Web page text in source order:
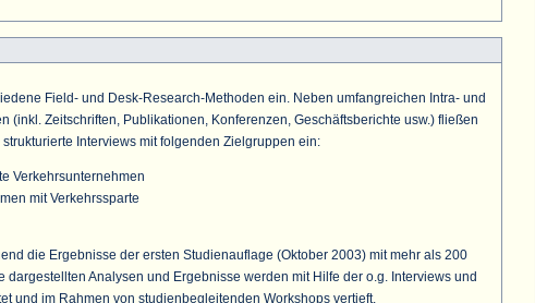
Field- und Desk-Research-Methoden ein. Neben umfangreichen Intra- und
(inkl. Zeitschriften, Publikationen, Konferenzen, Geschäftsberichte usw.) fließen
Interviews mit folgenden Zielgruppen ein:
Verkehrsunternehmen
mit Verkehrssparte
die Ergebnisse der ersten Studienauflage (Oktober 2003) mit mehr als 200
dargestellten Analysen und Ergebnisse werden mit Hilfe der o.g. Interviews und
und im Rahmen von studienbegleitenden Workshops vertieft.